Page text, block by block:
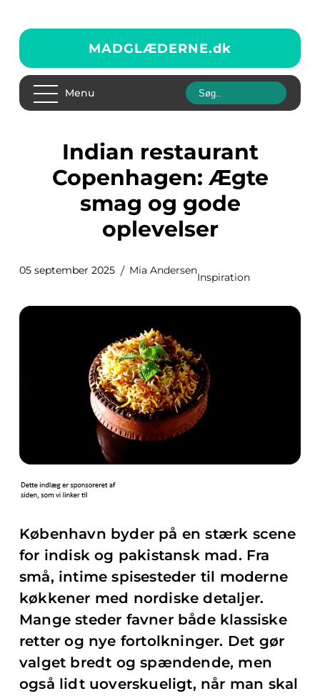
MADGLÆDERNE.dk
Menu
Indian restaurant
Copenhagen: Ægte
smag og gode
oplevelser
05 september 2025 Mia Andersen
Inspiration
København byder på en stærk scene
for indisk og pakistansk mad. Fra
små, intime spisesteder til moderne
køkkener med nordiske detaljer.
Mange steder favner både klassiske
retter og nye fortolkninger. Det gør
valget bredt og spændende, men
også lidt uoverskueligt, når man skal